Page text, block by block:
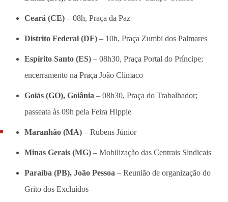
Ceará (CE) – 08h, Praça da Paz
Distrito Federal (DF) – 10h, Praça Zumbi dos Palmares
Espírito Santo (ES) – 08h30, Praça Portal do Príncipe;
encerramento na Praça João Clímaco
Goiás (GO), Goiânia – 08h30, Praça do Trabalhador;
passeata às 09h pela Feira Hippie
Maranhão (MA) – Rubens Júnior
Minas Gerais (MG) – Mobilização das Centrais Sindicais
Paraíba (PB), João Pessoa – Reunião de organização do
Grito dos Excluídos